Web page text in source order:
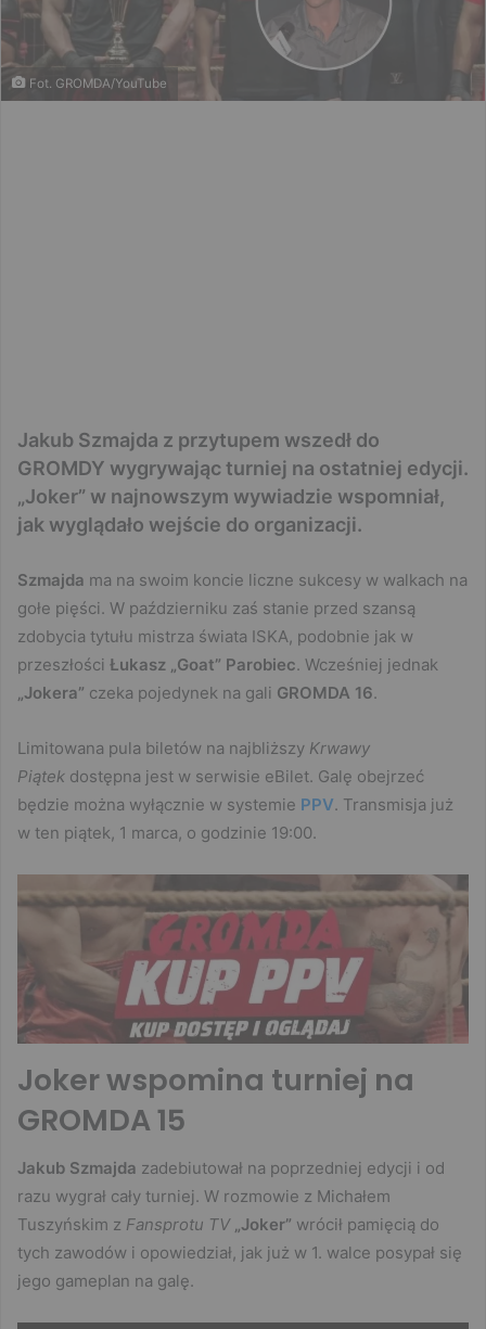
Fot. GROMDA/YouTube
Jakub Szmajda z przytupem wszedł do
GROMDY wygrywając turniej na ostatniej edycji.
„Joker” w najnowszym wywiadzie wspomniał,
jak wyglądało wejście do organizacji.
Szmajda ma na swoim koncie liczne sukcesy w walkach na
gołe pięści. W październiku zaś stanie przed szansą
zdobycia tytułu mistrza świata ISKA, podobnie jak w
przeszłości Łukasz „Goat” Parobiec. Wcześniej jednak
„Jokera” czeka pojedynek na gali GROMDA 16.
Limitowana pula biletów na najbliższy Krwawy
Piątek dostępna jest w serwisie eBilet. Galę obejrzeć
będzie można wyłącznie w systemie PPV. Transmisja już
w ten piątek, 1 marca, o godzinie 19:00.
Joker wspomina turniej na
GROMDA 15
Jakub Szmajda zadebiutował na poprzedniej edycji i od
razu wygrał cały turniej. W rozmowie z Michałem
Tuszyńskim z Fansprotu TV „Joker” wrócił pamięcią do
tych zawodów i opowiedział, jak już w 1. walce posypał się
jego gameplan na galę.